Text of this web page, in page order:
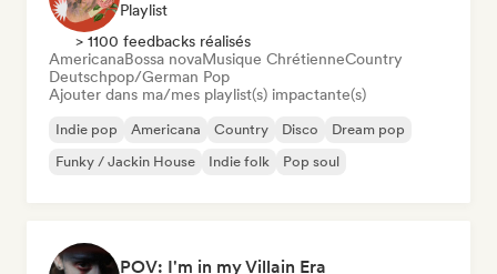
Playlist
> 1100 feedbacks réalisés
AmericanaBossa novaMusique ChrétienneCountry
Deutschpop/German Pop
Ajouter dans ma/mes playlist(s) impactante(s)
Indie pop Americana Country Disco
Dream pop
Funky / Jackin House
Indie folk Pop soul
POV: I'm in my Villain Era